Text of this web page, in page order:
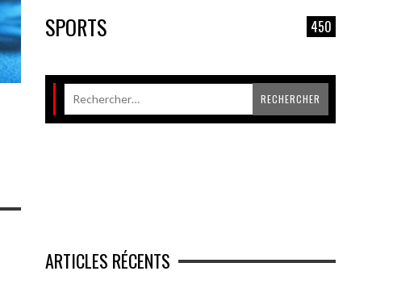
SPORTS 450
ARTICLES RÉCENTS